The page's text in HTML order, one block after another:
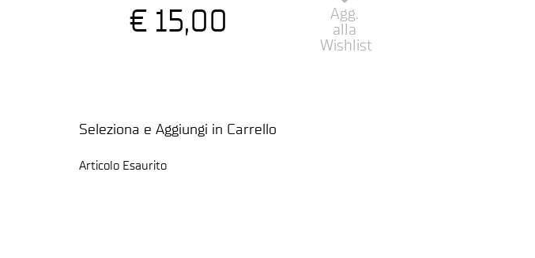
€ 15,00
Agg.
alla
Wishlist
Seleziona e Aggiungi in Carrello
Articolo Esaurito